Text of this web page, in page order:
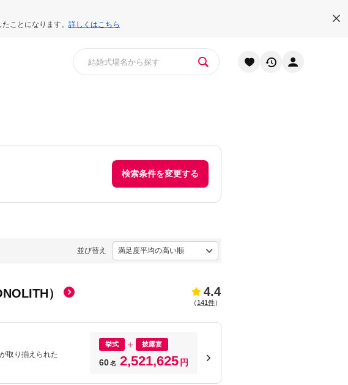
ことになります。 詳しくはこちら
検索条件を変更する
並び替え
） 4.4
（ 141件）
取り揃えられた
挙式 披露宴
60名 2,521,625 円